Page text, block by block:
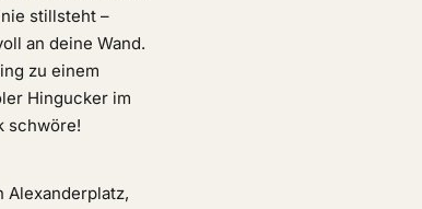
stillsteht –
an deine Wand.
zu einem
Hingucker im
schwöre!
Alexanderplatz,